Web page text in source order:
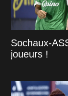
Sochaux-
joueurs !